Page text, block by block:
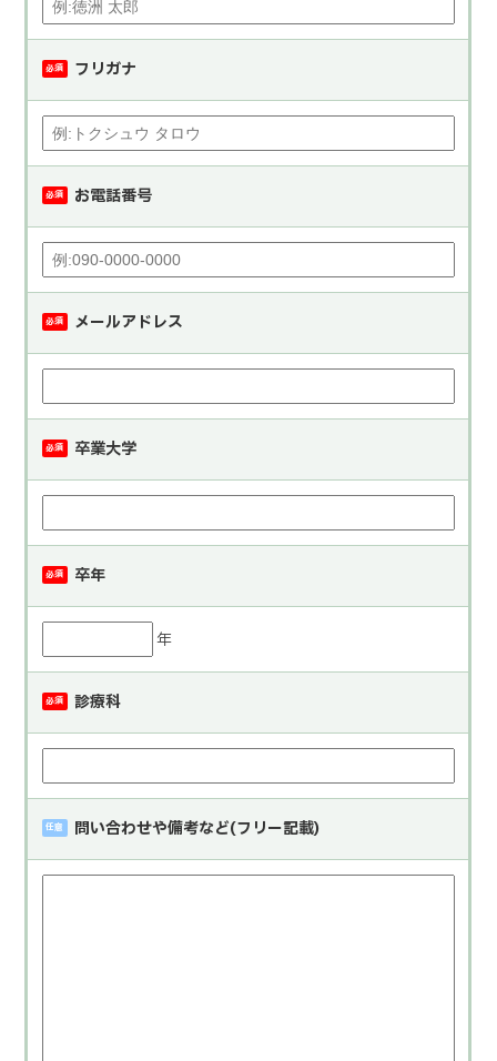
必須 フリガナ
必須 お電話番号
必須 メールアドレス
必須 卒業大学
必須 卒年
年
必須 診療科
任意 問い合わせや備考など(フリー記載)